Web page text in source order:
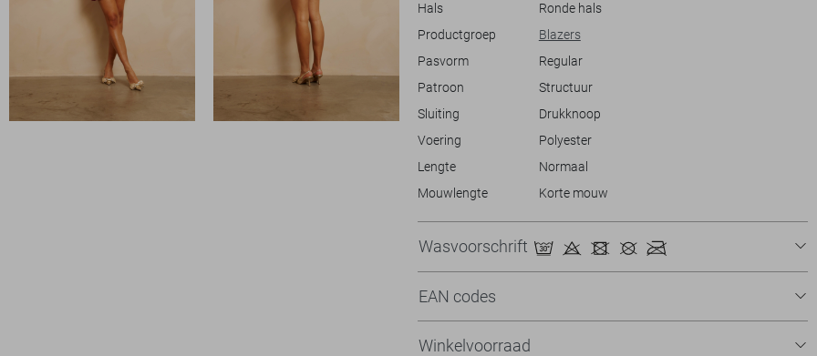
Hals
Ronde hals
Productgroep
Blazers
Pasvorm
Regular
Patroon
Structuur
Sluiting
Drukknoop
Voering
Polyester
Lengte
Normaal
Mouwlengte
Korte mouw
Wasvoorschrift
EAN codes
Winkelvoorraad